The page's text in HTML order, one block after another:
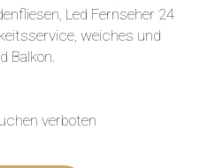
Led Fernseher 24
weiches und
Balkon.
verboten